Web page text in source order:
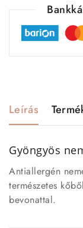
Leírás
Gyöngyös
Antiallergén
természetes
bevonattal.